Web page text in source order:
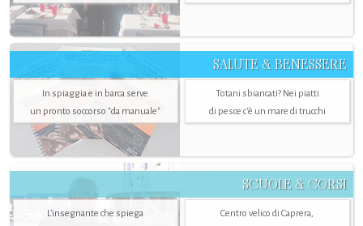
SALUTE & BENESSERE
In spiaggia e in barca serve
un pronto soccorso "da manuale"
Totani sbiancati? Nei piatti
di pesce c'è un mare di trucchi
SCUOLE & CORSI
L'insegnante che spiega
Centro velico di Caprera,